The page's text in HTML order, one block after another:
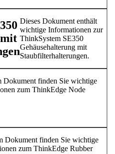
Dieses Dokument enthält
wichtige Informationen zur
ThinkSystem SE350
Gehäusehalterung mit
Staubfilterhalterungen.
Dokument finden Sie wichtige
zum ThinkEdge Node
Dokument finden Sie wichtige
zum ThinkEdge Rubber